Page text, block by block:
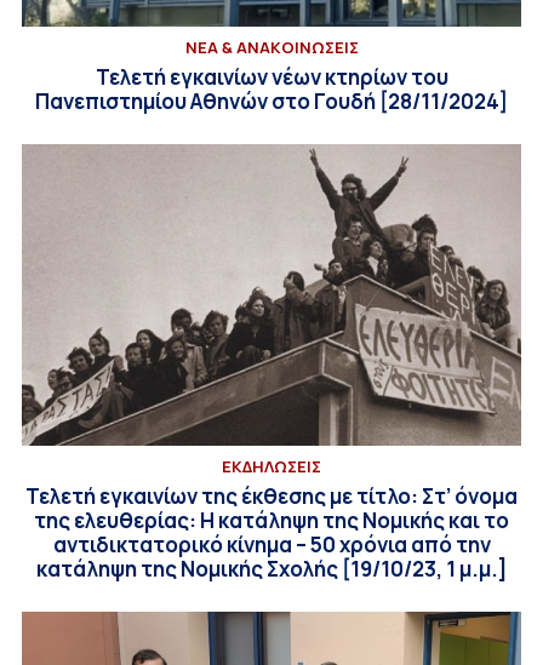
ΝΕΑ & ΑΝΑΚΟΙΝΩΣΕΙΣ
Τελετή εγκαινίων νέων κτηρίων του
Πανεπιστημίου Αθηνών στο Γουδή [28/11/2024]
ΕΚΔΗΛΩΣΕΙΣ
Τελετή εγκαινίων της έκθεσης με τίτλο: Στ’ όνομα
της ελευθερίας: Η κατάληψη της Νομικής και το
αντιδικτατορικό κίνημα – 50 χρόνια από την
κατάληψη της Νομικής Σχολής [19/10/23, 1 μ.μ.]